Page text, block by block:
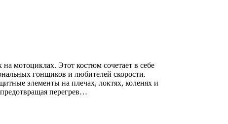
мотоциклах. Этот костюм сочетает в себе
гонщиков и любителей скорости.
элементы на плечах, локтях, коленях и
перегрев…